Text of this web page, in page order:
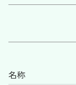
名称